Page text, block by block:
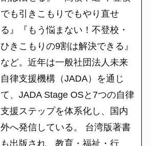
でも引きこもりでもやり直せ
る』『もう悩まない！不登校・
ひきこもりの9割は解決できる』
など。近年は一般社団法人未来
自律支援機構（JADA）を通じ
て、JADA Stage OSと7つの自律
支援ステップを体系化し、国内
外へ発信している。 台湾版著書
も出版され、教育・福祉・行